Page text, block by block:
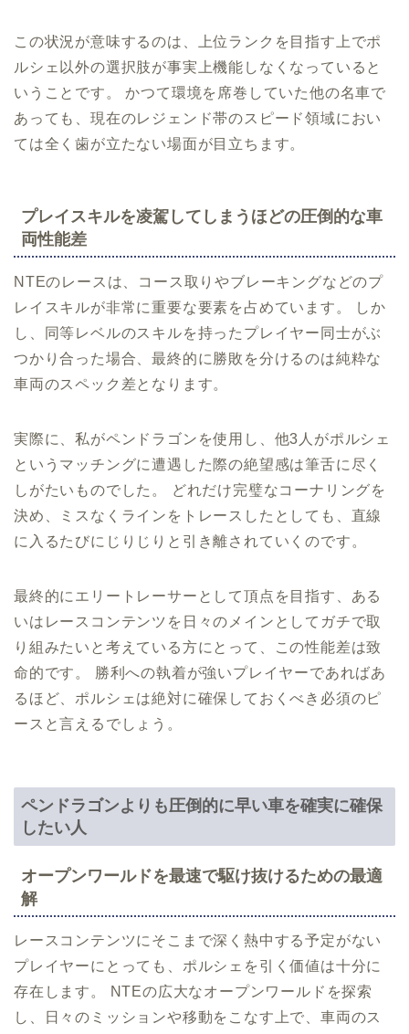
この状況が意味するのは、上位ランクを目指す上でポ
ルシェ以外の選択肢が事実上機能しなくなっていると
いうことです。 かつて環境を席巻していた他の名車で
あっても、現在のレジェンド帯のスピード領域におい
ては全く歯が立たない場面が目立ちます。
プレイスキルを凌駕してしまうほどの圧倒的な車
両性能差
NTEのレースは、コース取りやブレーキングなどのプ
レイスキルが非常に重要な要素を占めています。 しか
し、同等レベルのスキルを持ったプレイヤー同士がぶ
つかり合った場合、最終的に勝敗を分けるのは純粋な
車両のスペック差となります。
実際に、私がペンドラゴンを使用し、他3人がポルシェ
というマッチングに遭遇した際の絶望感は筆舌に尽く
しがたいものでした。 どれだけ完璧なコーナリングを
決め、ミスなくラインをトレースしたとしても、直線
に入るたびにじりじりと引き離されていくのです。
最終的にエリートレーサーとして頂点を目指す、ある
いはレースコンテンツを日々のメインとしてガチで取
り組みたいと考えている方にとって、この性能差は致
命的です。 勝利への執着が強いプレイヤーであればあ
るほど、ポルシェは絶対に確保しておくべき必須のピ
ースと言えるでしょう。
ペンドラゴンよりも圧倒的に早い車を確実に確保
したい人
オープンワールドを最速で駆け抜けるための最適
解
レースコンテンツにそこまで深く熱中する予定がない
プレイヤーにとっても、ポルシェを引く価値は十分に
存在します。 NTEの広大なオープンワールドを探索
し、日々のミッションや移動をこなす上で、車両のス